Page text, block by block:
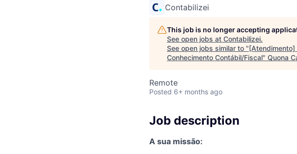
Contabilizei
This job is no longer accepting
See open jobs at Contabilizei.
See open jobs similar to "[Atendimento]
Conhecimento Contábil/Fiscal" Quona
Remote
Posted 6+ months ago
Job description
A sua missão: